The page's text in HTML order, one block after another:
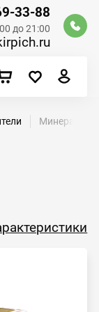
33-88
до 21:00